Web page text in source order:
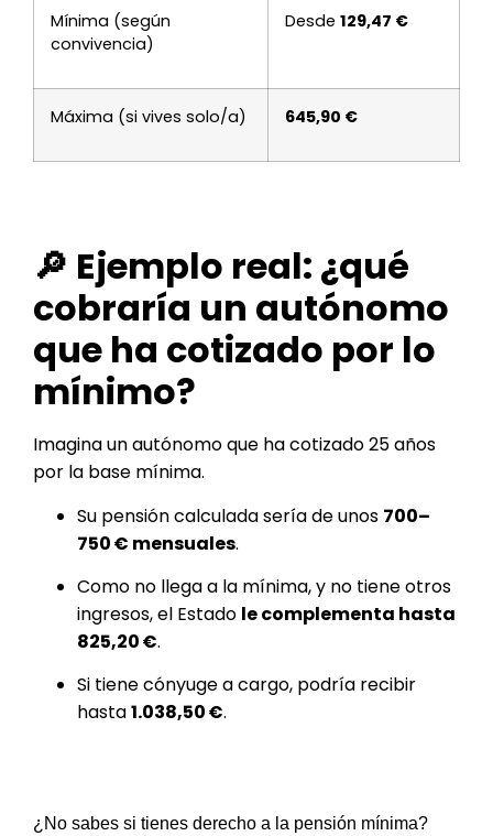
Mínima (según
convivencia)
Desde 129,47 €
Máxima (si vives solo/a) 645,90 €
🔎 Ejemplo real: ¿qué
cobraría un autónomo
que ha cotizado por lo
mínimo?
Imagina un autónomo que ha cotizado 25 años
por la base mínima.
Su pensión calculada sería de unos 700–
750 € mensuales.
Como no llega a la mínima, y no tiene otros
ingresos, el Estado le complementa hasta
825,20 €.
Si tiene cónyuge a cargo, podría recibir
hasta1.038,50 €.
¿No sabes si tienes derecho a la pensión mínima?